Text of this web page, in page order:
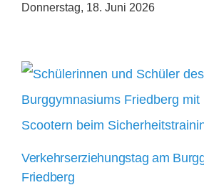
Donnerstag, 18. Juni 2026
Verkehrserziehungstag am
Friedberg